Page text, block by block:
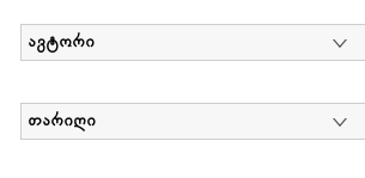
ავტორი
თარიღი